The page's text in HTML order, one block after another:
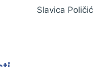
Slavica Poličić